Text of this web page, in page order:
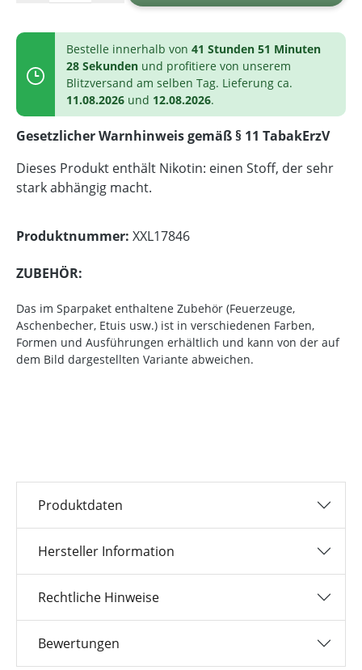
Bestelle innerhalb von 41 Stunden 51 Minuten
27 Sekunden und profitiere von unserem
Blitzversand am selben Tag. Lieferung ca.
11.08.2026 und 12.08.2026.
Gesetzlicher Warnhinweis gemäß § 11 TabakErzV
Dieses Produkt enthält Nikotin: einen Stoff, der sehr
stark abhängig macht.
Produktnummer: XXL17846
ZUBEHÖR:
Das im Sparpaket enthaltene Zubehör (Feuerzeuge,
Aschenbecher, Etuis usw.) ist in verschiedenen Farben,
Formen und Ausführungen erhältlich und kann von der auf
dem Bild dargestellten Variante abweichen.
Produktdaten
Hersteller Information
Rechtliche Hinweise
Bewertungen